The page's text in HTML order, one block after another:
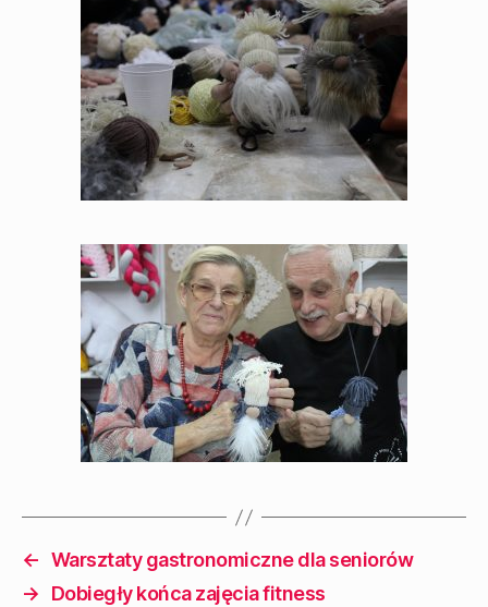
← Warsztaty gastronomiczne dla seniorów
→
Dobiegły końca zajęcia fitness